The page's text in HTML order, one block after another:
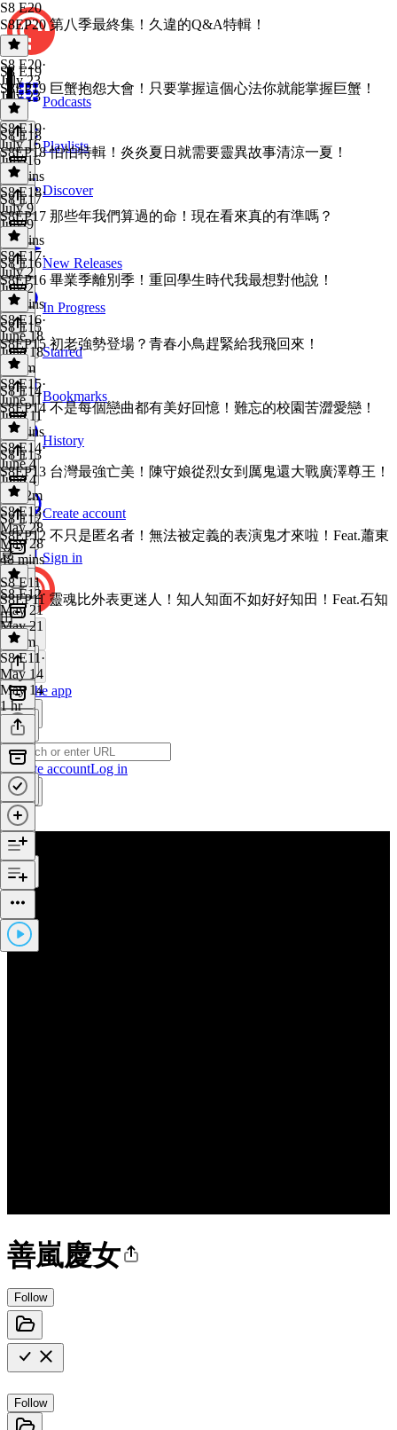
Podcasts
Playlists
Discover
New Releases
In Progress
Starred
Bookmarks
History
Create account
Sign in
Get the app
Create accountLog in
善嵐慶女
Follow
Follow
S8 E20
S8EP20 第八季最終集！久違的Q&A特輯！
S8 E20·
July 23
July 23
1 hr
S8 E19
S8EP19 巨蟹抱怨大會！只要掌握這個心法你就能掌握巨蟹！
S8 E19·
July 16
July 16
55 mins
S8 E18
S8EP18 怕怕特輯！炎炎夏日就需要靈異故事清涼一夏！
S8 E18·
July 9
July 9
49 mins
S8 E17
S8EP17 那些年我們算過的命！現在看來真的有準嗎？
S8 E17·
July 2
July 2
58 mins
S8 E16
S8EP16 畢業季離別季！重回學生時代我最想對他說！
S8 E16·
June 18
June 18
1h 8m
S8 E15
S8EP15 初老強勢登場？青春小鳥趕緊給我飛回來！
S8 E15·
June 11
June 11
52 mins
S8 E14
S8EP14 不是每個戀曲都有美好回憶！難忘的校園苦澀愛戀！
S8 E14·
June 4
June 4
1h 12m
S8 E13
S8EP13 台灣最強亡美！陳守娘從烈女到厲鬼還大戰廣澤尊王！
S8 E13·
May 28
May 28
48 mins
S8 E12
S8EP12 不只是匿名者！無法被定義的表演鬼才來啦！Feat.蕭東
意
S8 E12·
May 21
May 21
1h 9m
S8 E11
S8EP11 靈魂比外表更迷人！知人知面不如好好知田！Feat.石知
田
S8 E11 ·
May 14
May 14
1 hr